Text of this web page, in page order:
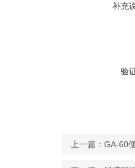
补充
验
上一篇： GA-60